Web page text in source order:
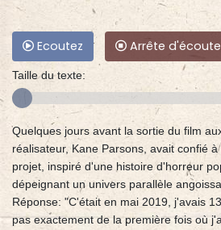
Ecoutez Arrête
Taille du texte:
Quelques jours avant la sortie du film
réalisateur, Kane Parsons, avait confié
projet, inspiré d'une histoire d'horreur
dépeignant un univers parallèle
Réponse: "C'était en mai 2019, j'avais
pas exactement de la première fois où